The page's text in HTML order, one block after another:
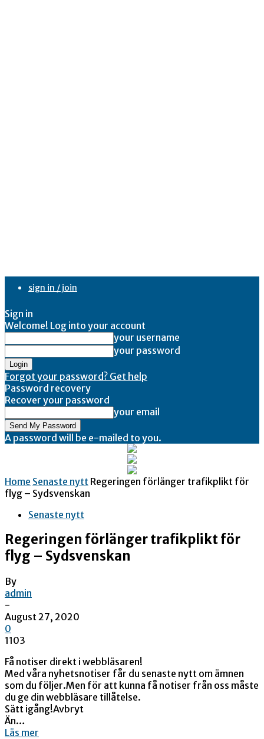
sign in / join
Sign in
Welcome! Log into your account
your username
your password
Forgot your password? Get help
Password recovery
Recover your password
your email
A password will be e-mailed to you.
Home Senaste nytt Regeringen förlänger trafikplikt för
flyg – Sydsvenskan
Senaste nytt
Regeringen förlänger trafikplikt för
flyg – Sydsvenskan
By
admin
-
August 27, 2020
0
1103
Få notiser direkt i webbläsaren!
Med våra nyhetsnotiser får du senaste nytt om ämnen
som du följer.Men för att kunna få notiser från oss måste
du ge din webbläsare tillåtelse.
Sätt igång!Avbryt
Än…
Läs mer